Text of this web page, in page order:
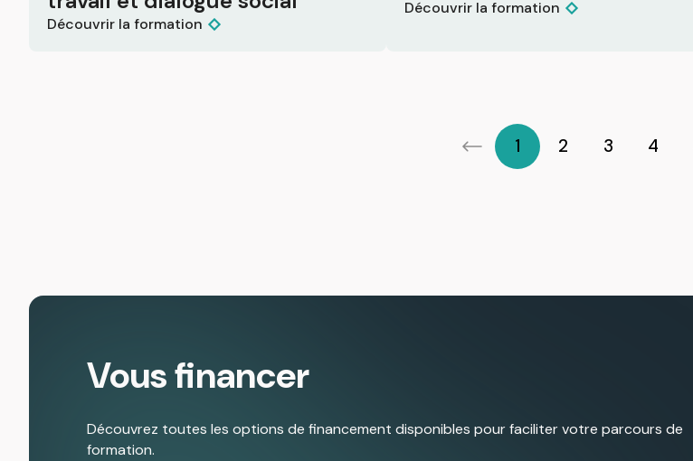
Découvrir la formation
Découvrir la formation
1 2 3 4
Vous financer
Découvrez toutes les options de financement disponibles pour faciliter votre parcours de
formation.